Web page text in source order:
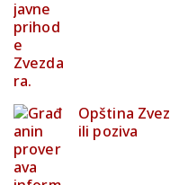
Opština
ili poziva